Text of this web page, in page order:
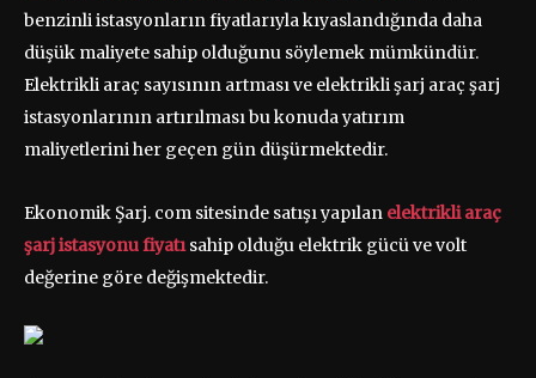
benzinli istasyonların fiyatlarıyla kıyaslandığında daha
düşük maliyete sahip olduğunu söylemek mümkündür.
Elektrikli araç sayısının artması ve elektrikli şarj araç şarj
istasyonlarının artırılması bu konuda yatırım
maliyetlerini her geçen gün düşürmektedir.
Ekonomik Şarj. com sitesinde satışı yapılan elektrikli araç
şarj istasyonu fiyatısahip olduğu elektrik gücü ve volt
değerine göre değişmektedir.